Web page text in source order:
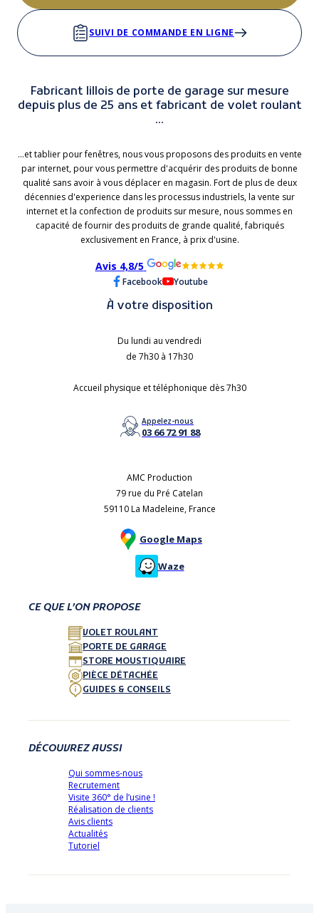
SUIVI DE COMMANDE EN LIGNE
Fabricant lillois de porte de garage sur mesure
depuis plus de 25 ans et fabricant de volet roulant
...
...et tablier pour fenêtres, nous vous proposons des produits en vente
par internet, pour vous permettre d'acquérir des produits de bonne
qualité sans avoir à vous déplacer en magasin. Fort de plus de deux
décennies d'experience dans les processus industriels, la vente sur
internet et la confection de produits sur mesure, nous sommes en
capacité de fournir des produits de grande qualité, fabriqués
exclusivement en France, à prix d'usine.
Avis 4,8/5
Facebook Youtube
À votre disposition
Du lundi au vendredi
de 7h30 à 17h30
Accueil physique et téléphonique dès 7h30
Appelez-nous
03 66 72 91 88
AMC Production
79 rue du Pré Catelan
59110 La Madeleine, France
Google Maps
Waze
CE QUE L’ON PROPOSE
VOLET ROULANT
PORTE DE GARAGE
STORE MOUSTIQUAIRE
PIÈCE DÉTACHÉE
GUIDES & CONSEILS
DÉCOUVREZ AUSSI
Qui sommes-nous
Recrutement
Visite 360° de l’usine !
Réalisation de clients
Avis clients
Actualités
Tutoriel